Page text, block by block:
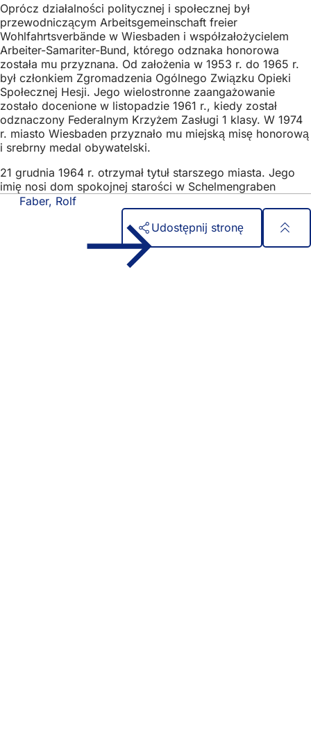
Oprócz działalności politycznej i społecznej był
przewodniczącym Arbeitsgemeinschaft freier
Wohlfahrtsverbände w Wiesbaden i współzałożycielem
Arbeiter-Samariter-Bund, którego odznaka honorowa
została mu przyznana. Od założenia w 1953 r. do 1965 r.
był członkiem Zgromadzenia Ogólnego Związku Opieki
Społecznej Hesji. Jego wielostronne zaangażowanie
zostało docenione w listopadzie 1961 r., kiedy został
odznaczony Federalnym Krzyżem Zasługi 1 klasy. W 1974
r. miasto Wiesbaden przyznało mu miejską misę honorową
i srebrny medal obywatelski.
21 grudnia 1964 r. otrzymał tytuł starszego miasta. Jego
imię nosi dom spokojnej starości w Schelmengraben
Faber, Rolf
Udostępnij stronę